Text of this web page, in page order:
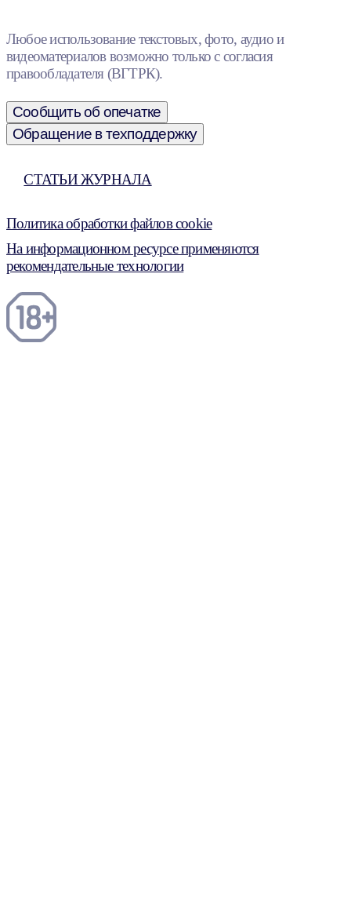
Любое использование текстовых, фото, аудио и
видеоматериалов возможно только с согласия
правообладателя (ВГТРК).
Сообщить об опечатке
Обращение в техподдержку
СТАТЬИ ЖУРНАЛА
Политика обработки файлов cookie
На информационном ресурсе применяются
рекомендательные технологии